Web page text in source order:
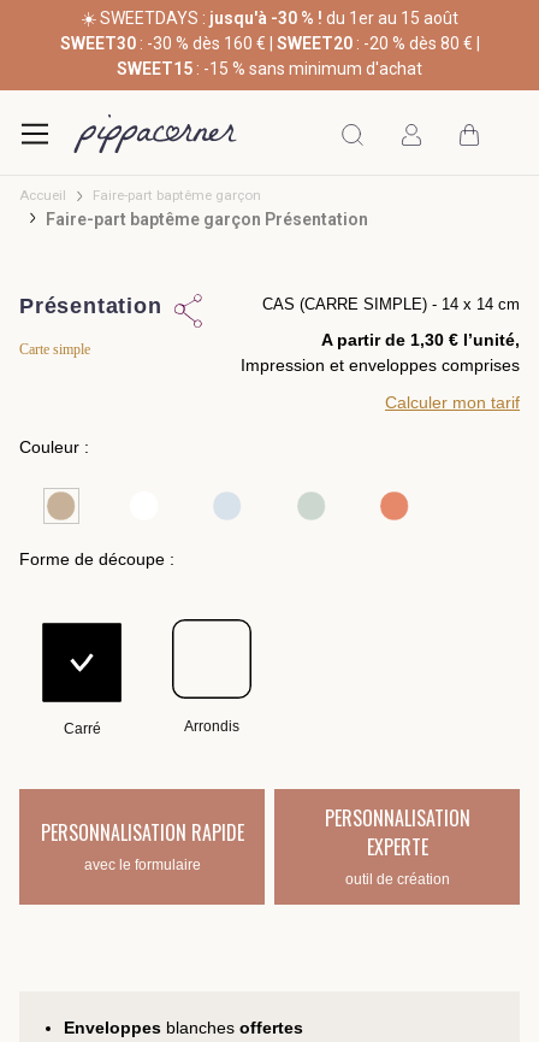
☀️ SWEETDAYS : jusqu'à -30 % ! du 1er au 15 août
SWEET30: -30 % dès 160 € | SWEET20: -20 % dès 80 € |
SWEET15 : -15 % sans minimum d'achat
Accueil Faire-part baptême garçon
Faire-part baptême garçon Présentation
Présentation
Carte simple
CAS (CARRE SIMPLE) - 14 x 14 cm
A partir de 1,30 € l’unité,
Impression et enveloppes comprises
Calculer mon tarif
Couleur :
Forme de découpe :
Carré Arrondis
PERSONNALISATION RAPIDE
avec le formulaire
PERSONNALISATION
EXPERTE
outil de création
Enveloppes blanches offertes